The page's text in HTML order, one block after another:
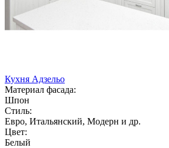
Кухня Адзельо
Материал фасада:
Шпон
Стиль:
Евро, Итальянский, Модерн и др.
Цвет:
Белый